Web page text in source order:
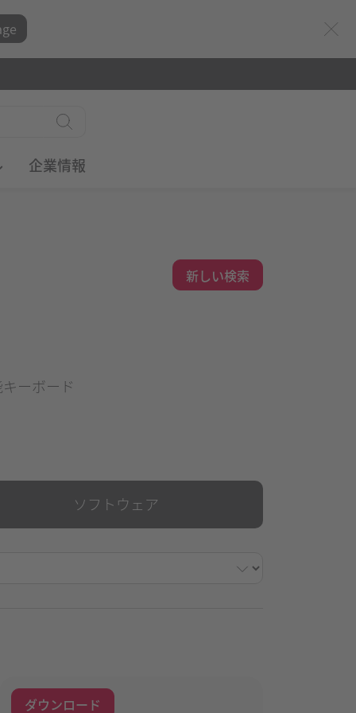
企業情報
新しい検索
ーボード
ソフトウェア
ダウンロード